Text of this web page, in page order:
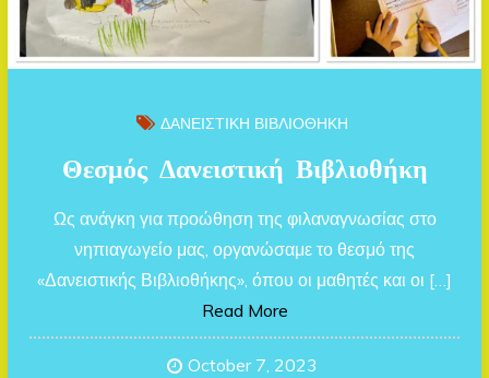
ΔΑΝΕΙΣΤΙΚΗ ΒΙΒΛΙΟΘΗΚΗ
Θεσμός Δανειστική Βιβλιοθήκη
Ως ανάγκη για προώθηση της φιλαναγνωσίας στο
νηπιαγωγείο μας, οργανώσαμε το θεσμό της
«Δανειστικής Βιβλιοθήκης», όπου οι μαθητές και οι […]
Read More
October 7, 2023